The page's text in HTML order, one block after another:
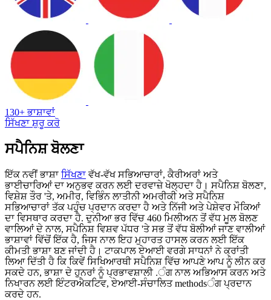
130+ ਭਾਸ਼ਾਵਾਂ
ਸਿੱਖਣਾ ਸ਼ੁਰੂ ਕਰੋ
ਸਪੈਨਿਸ਼ ਬੋਲਣਾ
ਇੱਕ ਨਵੀਂ ਭਾਸ਼ਾ ਸਿੱਖਣਾ ਵੱਖ-ਵੱਖ ਸਭਿਆਚਾਰਾਂ, ਕੈਰੀਅਰਾਂ ਅਤੇ
ਭਾਈਚਾਰਿਆਂ ਦਾ ਅਨੁਭਵ ਕਰਨ ਲਈ ਦਰਵਾਜ਼ੇ ਖੋਲ੍ਹਦਾ ਹੈ। ਸਪੈਨਿਸ਼ ਬੋਲਣਾ,
ਵਿਸ਼ੇਸ਼ ਤੌਰ 'ਤੇ, ਅਮੀਰ, ਵਿਭਿੰਨ ਲਾਤੀਨੀ ਅਮਰੀਕੀ ਅਤੇ ਸਪੈਨਿਸ਼
ਸਭਿਆਚਾਰਾਂ ਤੱਕ ਪਹੁੰਚ ਪ੍ਰਦਾਨ ਕਰਦਾ ਹੈ ਅਤੇ ਨਿੱਜੀ ਅਤੇ ਪੇਸ਼ੇਵਰ ਮੌਕਿਆਂ
ਦਾ ਵਿਸਥਾਰ ਕਰਦਾ ਹੈ. ਦੁਨੀਆ ਭਰ ਵਿੱਚ 460 ਮਿਲੀਅਨ ਤੋਂ ਵੱਧ ਮੂਲ ਬੋਲਣ
ਵਾਲਿਆਂ ਦੇ ਨਾਲ, ਸਪੈਨਿਸ਼ ਵਿਸ਼ਵ ਪੱਧਰ 'ਤੇ ਸਭ ਤੋਂ ਵੱਧ ਬੋਲੀਆਂ ਜਾਣ ਵਾਲੀਆਂ
ਭਾਸ਼ਾਵਾਂ ਵਿੱਚੋਂ ਇੱਕ ਹੈ, ਜਿਸ ਨਾਲ ਇਹ ਮੁਹਾਰਤ ਹਾਸਲ ਕਰਨ ਲਈ ਇੱਕ
ਕੀਮਤੀ ਭਾਸ਼ਾ ਬਣ ਜਾਂਦੀ ਹੈ। ਟਾਕਪਾਲ ਏਆਈ ਵਰਗੇ ਸਾਧਨਾਂ ਨੇ ਕ੍ਰਾਂਤੀ
ਲਿਆ ਦਿੱਤੀ ਹੈ ਕਿ ਕਿਵੇਂ ਸਿਖਿਆਰਥੀ ਸਪੈਨਿਸ਼ ਵਿੱਚ ਆਪਣੇ ਆਪ ਨੂੰ ਲੀਨ ਕਰ
ਸਕਦੇ ਹਨ, ਭਾਸ਼ਾ ਦੇ ਹੁਨਰਾਂ ਨੂੰ ਪ੍ਰਭਾਵਸ਼ਾਲੀ .ੰਗ ਨਾਲ ਅਭਿਆਸ ਕਰਨ ਅਤੇ
ਨਿਖਾਰਨ ਲਈ ਇੰਟਰਐਕਟਿਵ, ਏਆਈ-ਸੰਚਾਲਿਤ methodsੰਗ ਪ੍ਰਦਾਨ
ਕਰਦੇ ਹਨ.